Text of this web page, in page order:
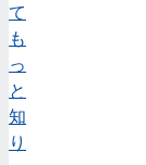
て
も
っ
と
知
り